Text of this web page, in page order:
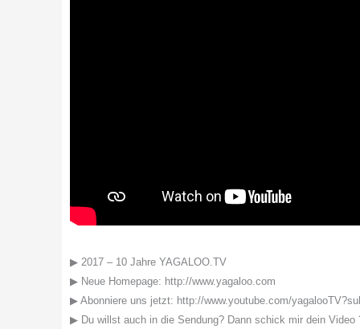
▶ 2017 – 10 Jahre YAGALOO.TV
▶ Neue Homepage: http://www.yagaloo.com
▶ Abonniere uns jetzt: http://www.youtube.com/
▶ Du willst auch in die Sendung? Dann schick mir dein Video